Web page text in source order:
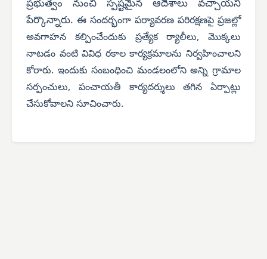
ప్రభుత్వం నుంచి స్పష్టమైన ఆదేశాలు వచ్చాయని
పేర్కొన్నారు. ఈ సందర్భంగా పర్యావరణ పరిరక్షణపై ప్రజల్లో
అవగాహన కల్పించేందుకు ప్రత్యేక ర్యాలీలు, మొక్కలు
నాటడం వంటి వివిధ రకాల కార్యక్రమాలను నిర్వహించాలని
కోరారు. ఇందుకు సంబంధించి మండలంలోని అన్ని గ్రామాల
సర్పంచులు, పంచాయతీ కార్యదర్శులు తగిన ఏర్పాట్లు
చేసుకోవాలని సూచించారు.